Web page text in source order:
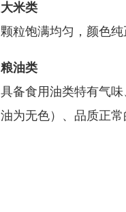
大米类
颗粒饱满均匀，颜色
粮油类
具备食用油类特有气
油为无色）、品质正常